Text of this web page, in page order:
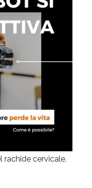
rachide cervicale,